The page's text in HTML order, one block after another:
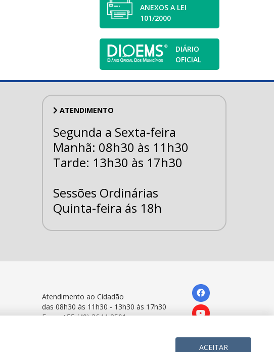
ANEXOS A LEI
101/2000
DIÁRIO
OFICIAL
ATENDIMENTO
Segunda a Sexta-feira
Manhã: 08h30 às 11h30
Tarde: 13h30 às 17h30
Sessões Ordinárias
Quinta-feira ás 18h
Atendimento ao Cidadão
das 08h30 às 11h30 - 13h30 às 17h30
Fone: +55 (49) 3644-2501
ACEITAR